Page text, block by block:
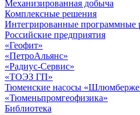
Механизированная добыча
Комплексные решения
Интегрированные программные
Российские предприятия
«Геофит»
«ПетроАльянс»
«Радиус-Сервис»
«ТОЭЗ ГП»
Тюменские насосы
«Тюменьпромгеофизика»
Библиотека